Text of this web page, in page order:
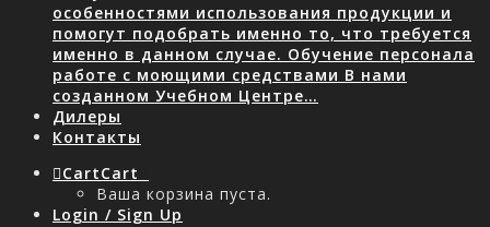
особенностями использования продукции и
помогут подобрать именно то, что требуется
именно в данном случае. Обучение персонала
работе с моющими средствами В нами
созданном Учебном Центре…
Дилеры
Контакты
CartCart
Ваша корзина пуста.
Login / Sign Up